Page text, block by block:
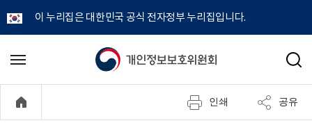
이 누리집은 대한민국 공식 전자정부 누리집입니다.
개
정
메
기
검
인쇄 공유